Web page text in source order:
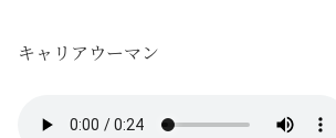
キャリアウーマン